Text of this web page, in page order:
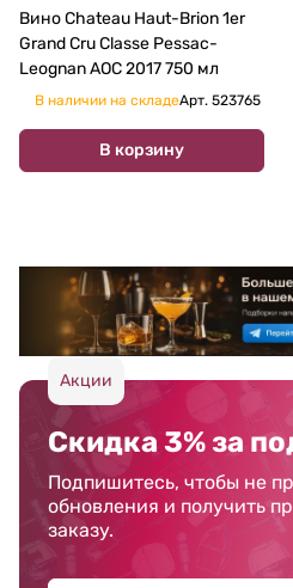
Вино Chateau Haut-Brion 1er
Grand Cru Classe Pessac-
Leognan AOC 2017 750 мл
В наличии на складеАрт. 523765
В корзину
Акции
Скидка 3% за
Подпишитесь, чтобы не
обновления и получить
заказу.